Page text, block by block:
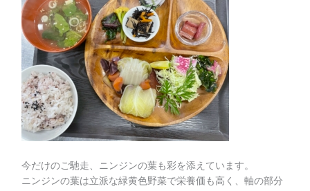
今だけのご馳走、ニンジンの葉も彩を添えています。
ニンジンの葉は立派な緑黄色野菜で栄養価も高く、軸の部分